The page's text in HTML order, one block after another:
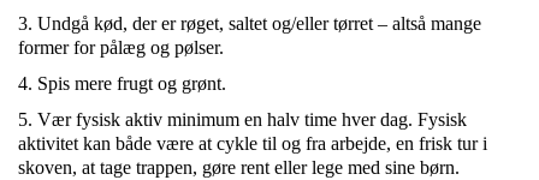
3. Undgå kød, der er røget, saltet og/eller tørret – altså mange
former for pålæg og pølser.
4. Spis mere frugt og grønt.
5. Vær fysisk aktiv minimum en halv time hver dag. Fysisk
aktivitet kan både være at cykle til og fra arbejde, en frisk tur i
skoven, at tage trappen, gøre rent eller lege med sine børn.